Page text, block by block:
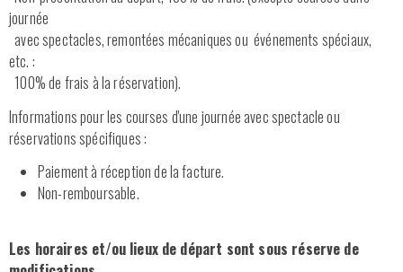
journée
avec spectacles, remontées mécaniques ou événements spéciaux,
etc. :
100% de frais à la réservation).
Informations pour les courses d'une journée avec spectacle ou
réservations spécifiques :
Paiement à réception de la facture.
Non-remboursable.
Les horaires et/ou lieux de départ sont sous réserve de